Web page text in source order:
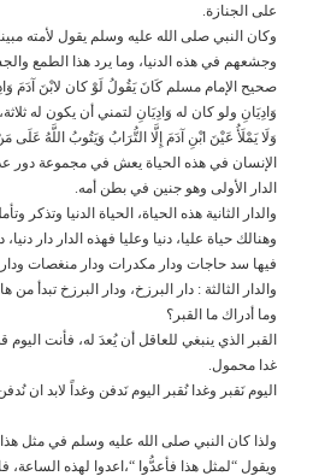
على الجنازة.
وكان النبي صلى الله عليه وسلم يقول لأمته
وجشعهم في هذه الدنيا، وما يرد هذا الطمع
صحيح الإمام مسلم كَانَ يَقُولُ لَوْ كان لابْنَ آدَمَ
وَادِيَانِ ولو كان له وَادِيَانِ لتمني أن يكون له
وَلَا يَمْلَأُ عَيْنَ ابْنِ آدَمَ إِلَّا التُّرَابُ وَيَتُوبُ اللَّهُ عَلَى
الإنسان في هذه الحياة يعش في مجموعة دور
الدار الأولى وهو جنين في بطن أمه.
والدار الثانية هذه الحياة، الحياة الدنيا وتذكر
وهنالك حياة عليا، دنيا وعليا فهذه الدار دار
فيها سد حاجات ودار مكدرات ودار منغصات ودار
والدار الثالثة : دار البرزخ، ودار البرزخ تبدأ من
وما أدراك ما القبر؟
القبر الذي ينبغي للعاقل أن يُعدَ له، فأنت
غدا محمول.
اليوم نَقبر وغدا نُقبر اليوم نَدفن وغداً لابد ان
ولذا كان النبي صلى الله عليه وسلم في مثل هذا
ويقول “لمثل هذا فأعدُّوا “،اعدوا لهذه الساعة،